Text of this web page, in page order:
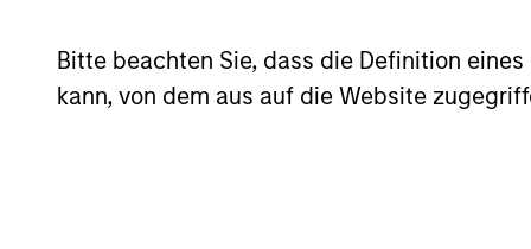
Bitte beachten Sie, dass die Definition
kann, von dem aus auf die Website